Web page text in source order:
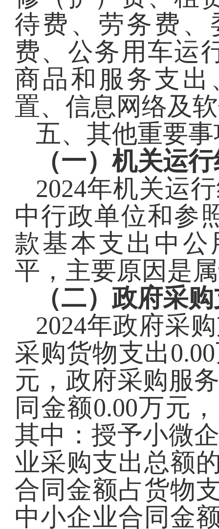
待费、劳务费
费、公务用车运
商品和服务支
置、信息网络及
五、其他重要
（一）机关运
2024年机关运
中行政单位和参
款基本支出中
平 ，主要原因是
（二）政府采
2024年政府采
采购货物支出0.00
元，政府采购服
同金额0.00万元
其中：授予小微
业采购支出总额
合同金额占货物
中小企业合同金